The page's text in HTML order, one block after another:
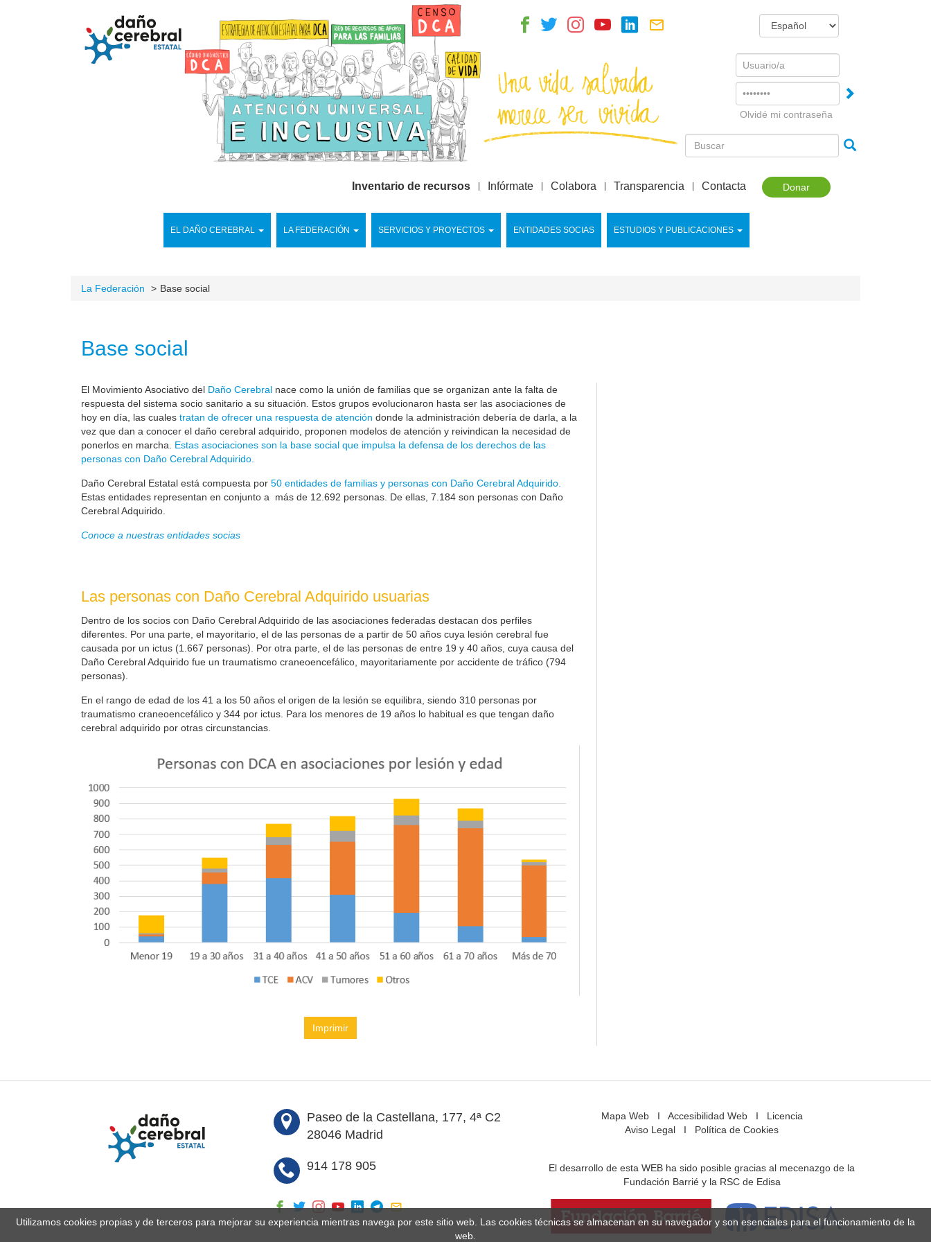
Username
Olvidé mi contraseña
Donar
EL DAÑO CEREBRAL LA FEDERACIÓN SERVICIOS Y PROYECTOS ENTIDADES SOCIAS ESTUDIOS Y PUBLICACIONES
Inventario de recursos Infórmate Colabora Transparencia Contacta
La Federación Base social
Base social
El Movimiento Asociativo del Daño Cerebral nace como la unión de familias que se organizan ante la falta de
respuesta del sistema socio sanitario a su situación. Estos grupos evolucionaron hasta ser las asociaciones de
hoy en día, las cuales tratan de ofrecer una respuesta de atención donde la administración debería de darla, a la
vez que dan a conocer el daño cerebral adquirido, proponen modelos de atención y reivindican la necesidad de
ponerlos en marcha. Estas asociaciones son la base social que impulsa la defensa de los derechos de las
personas con Daño Cerebral Adquirido.
Daño Cerebral Estatal está compuesta por 50 entidades de familias y personas con Daño Cerebral Adquirido.
Estas entidades representan en conjunto a más de 12.692 personas. De ellas, 7.184 son personas con Daño
Cerebral Adquirido.
Conoce a nuestras entidades socias
Las personas con Daño Cerebral Adquirido usuarias
Dentro de los socios con Daño Cerebral Adquirido de las asociaciones federadas destacan dos perfiles
diferentes. Por una parte, el mayoritario, el de las personas de a partir de 50 años cuya lesión cerebral fue
causada por un ictus (1.667 personas). Por otra parte, el de las personas de entre 19 y 40 años, cuya causa del
Daño Cerebral Adquirido fue un traumatismo craneoencefálico, mayoritariamente por accidente de tráfico (794
personas).
En el rango de edad de los 41 a los 50 años el origen de la lesión se equilibra, siendo 310 personas por
traumatismo craneoencefálico y 344 por ictus. Para los menores de 19 años lo habitual es que tengan daño
cerebral adquirido por otras circunstancias.
Imprimir
Paseo de la Castellana, 177, 4ª C2
28046 Madrid
914 178 905
Mapa WebI Accesibilidad WebI Licencia
Aviso Legal I Política de Cookies
El desarrollo de esta WEB ha sido posible gracias al mecenazgo de la
Fundación Barrié y la RSC de Edisa
Utilizamos cookies propias y de terceros para mejorar su experiencia mientras navega por este sitio web. Las cookies técnicas se almacenan en su navegador y son esenciales para el funcionamiento de la
web.